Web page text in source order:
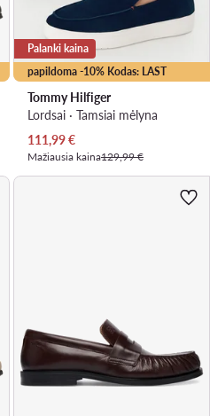
papildoma -10% Kodas: LAST
Palanki kaina
Tommy Hilfiger
Lordsai · Tamsiai mėlyna
Dabartinė kaina
111,99€
Mažiausia kaina129,99 €